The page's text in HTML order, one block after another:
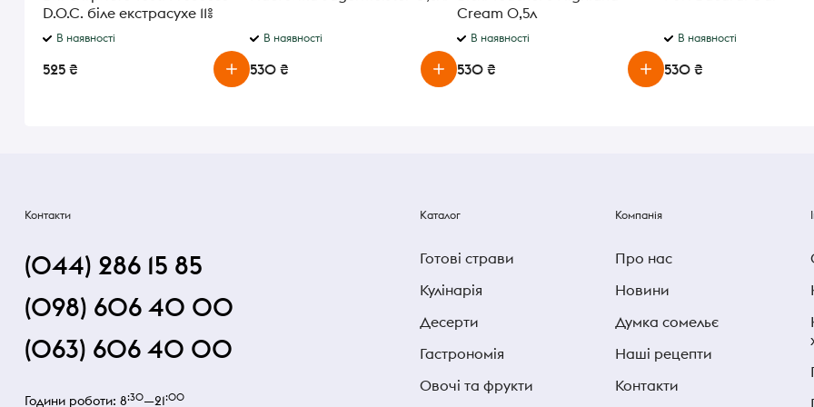
D.O.C. біле екстрасухе 11%
0.75л
В наявності
525 ₴
В наявності
530 ₴
Cream 0,5л
В наявності
530 ₴
В наявності
530 ₴
Контакти
(044) 286 15 85
(098) 606 40 00
(063) 606 40 00
Години роботи: 8:30—21:00
Каталог
Готові страви
Кулінарія
Десерти
Гастрономія
Овочі та фрукти
Компанія
Про нас
Новини
Думка сомельє
Наші рецепти
Контакти